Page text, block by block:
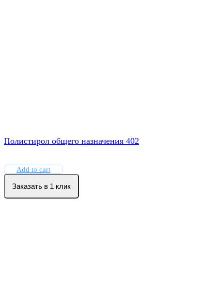
Полистирол общего назначения 402
Add to cart
Заказать в 1 клик